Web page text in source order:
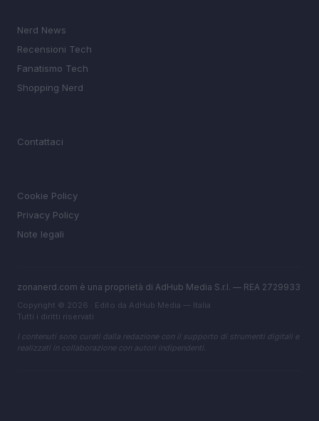
Nerd News
Recensioni Tech
Fanatismo Tech
Shopping Nerd
Contattaci
Cookie Policy
Privacy Policy
Note legali
zonanerd.com è una proprietà di AdHub Media S.r.l. — REA 2729933
Copyright © 2026 · Edito da AdHub Media — Italia
Tutti i diritti riservati
I contenuti sono curati dalla redazione con il supporto di strumenti digitali e
realizzati in collaborazione con autori indipendenti.